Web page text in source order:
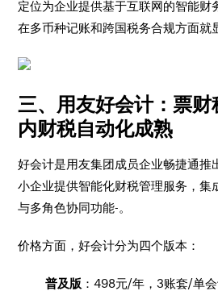
定位为企业提供基于互联网的智能财
在多币种记账和跨国税务合规方面就
三、用友好会计：票财
内财税自动化成熟
好会计是用友集团成员企业畅捷通推
小企业提供智能化财税管理服务，集
与多角色协同功能-。
价格方面，好会计分为四个版本：
普及版 ：498元/年，3账套/单